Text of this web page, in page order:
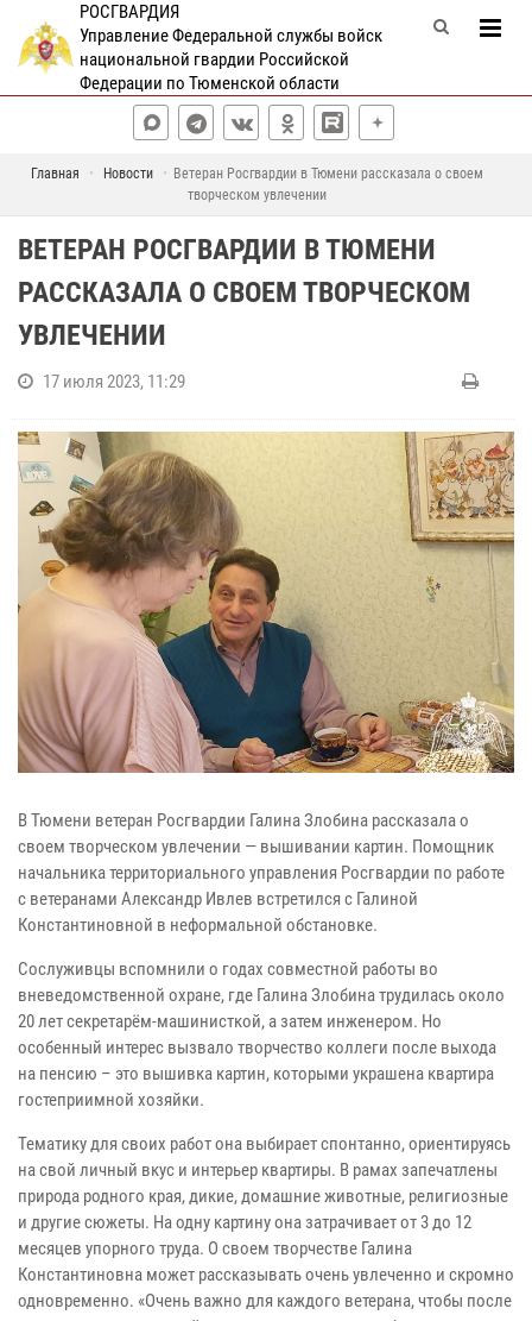
РОСГВАРДИЯ
Управление Федеральной службы войск
национальной гвардии Российской
Федерации по Тюменской области
Главная Новости
Ветеран Росгвардии в Тюмени рассказала о своем
творческом увлечении
ВЕТЕРАН РОСГВАРДИИ В ТЮМЕНИ
РАССКАЗАЛА О СВОЕМ ТВОРЧЕСКОМ
УВЛЕЧЕНИИ
17 июля 2023, 11:29
В Тюмени ветеран Росгвардии Галина Злобина рассказала о
своем творческом увлечении — вышивании картин. Помощник
начальника территориального управления Росгвардии по работе
с ветеранами Александр Ивлев встретился с Галиной
Константиновной в неформальной обстановке.
Сослуживцы вспомнили о годах совместной работы во
вневедомственной охране, где Галина Злобина трудилась около
20 лет секретарём-машинисткой, а затем инженером. Но
особенный интерес вызвало творчество коллеги после выхода
на пенсию – это вышивка картин, которыми украшена квартира
гостеприимной хозяйки.
Тематику для своих работ она выбирает спонтанно, ориентируясь
на свой личный вкус и интерьер квартиры. В рамах запечатлены
природа родного края, дикие, домашние животные, религиозные
и другие сюжеты. На одну картину она затрачивает от 3 до 12
месяцев упорного труда. О своем творчестве Галина
Константиновна может рассказывать очень увлеченно и скромно
одновременно. «Очень важно для каждого ветерана, чтобы после